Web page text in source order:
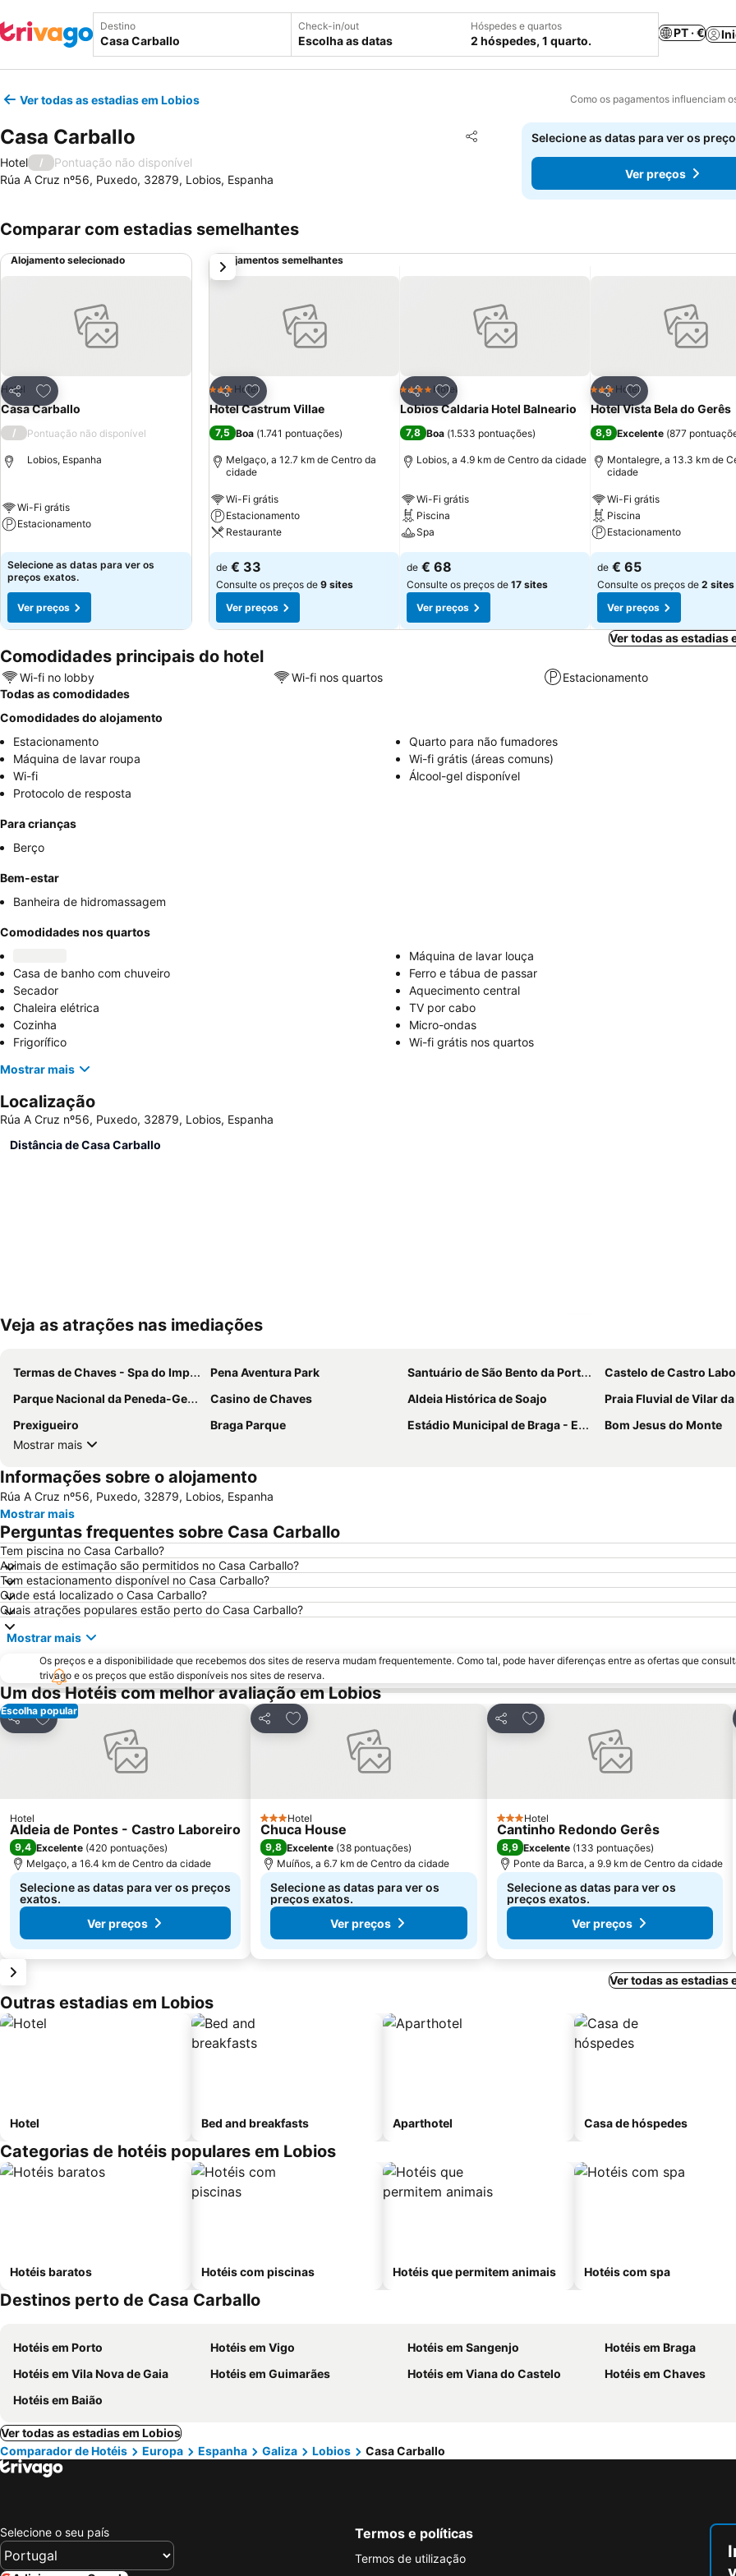
Destino Check-in/out
Escolha as datas
Hóspedes e quartos
2 hóspedes, 1 quarto.
PT · €
Ver todas as estadias em Lobios Como os pagamentos influenciam
Casa Carballo Partilhar
Adicionar aos favoritos
Hotel /
Pontuação não disponível
Rúa A Cruz nº56, Puxedo, 32879, Lobios, Espanha
Selecione as datas para ver os
Ver preços
Comparar com estadias semelhantes
Alojamento selecionado
Partilhar
Adicionar aos favoritos
Hotel
Casa Carballo
/ Pontuação não disponível
Lobios, Espanha
Wi-Fi grátis
Estacionamento
Selecione as datas para ver os
preços exatos.
Ver preços
Alojamentos semelhantes
Partilhar
Adicionar aos favoritos
3 Estrelas
Hotel
Hotel Castrum Villae
7,5 Boa (1.741 pontuações)
Melgaço, a 12.7 km de Centro da
cidade
Wi-Fi grátis
Estacionamento
Restaurante
de € 33
Consulte os preços de 9 sites
Ver preços
Partilhar
Adicionar aos favoritos
4 EstrelasHotel
Lobios Caldaria Hotel Balneario
7,8 Boa (1.533 pontuações)
Lobios, a 4.9 km de Centro da cidade
Wi-Fi grátis
Piscina
Spa
de € 68
Consulte os preços de 17 sites
Ver preços
Partilhar
Adicionar aos
3 Estrelas
Hotel
Hotel Vista Bela do Gerês
8,9 Excelente (877
Montalegre, a 13.3 km de
cidade
Wi-Fi grátis
Piscina
Estacionamento
de € 65
Consulte os preços de 2 sites
Ver preços
próximo
Ver todas as estadias
Comodidades principais do hotel
Wi-fi no lobby Wi-fi nos quartos
Estacionamento
Todas as comodidades
Comodidades do alojamento
Estacionamento
Quarto para não fumadores
Máquina de lavar roupa
Wi-fi grátis (áreas comuns)
Wi-fi
Álcool-gel disponível
Protocolo de resposta
Para crianças
Berço
Bem-estar
Banheira de hidromassagem
Comodidades nos quartos
Máquina de lavar louça
Casa de banho com chuveiro
Ferro e tábua de passar
Secador
Aquecimento central
Chaleira elétrica
TV por cabo
Cozinha
Micro-ondas
Frigorífico
Wi-fi grátis nos quartos
Mostrar mais
Localização
Rúa A Cruz nº56, Puxedo, 32879, Lobios, Espanha
Distância de Casa Carballo
Veja as atrações nas imediações
Termas de Chaves - Spa do Imperador Pena Aventura Park Santuário de São Bento da Porta Aberta
Castelo de Castro
Parque Nacional da Peneda-Gerês
Casino de Chaves Aldeia Histórica de Soajo
Praia Fluvial de Vilar
Prexigueiro
Braga Parque Estádio Municipal de Braga - Estádio AXA
Bom Jesus do Monte
Mostrar mais
Informações sobre o alojamento
Rúa A Cruz nº56, Puxedo, 32879, Lobios, Espanha
Mostrar mais
Perguntas frequentes sobre Casa Carballo
Tem piscina no Casa Carballo?
Animais de estimação são permitidos no Casa Carballo?
Tem estacionamento disponível no Casa Carballo?
Onde está localizado o Casa Carballo?
Quais atrações populares estão perto do Casa Carballo?
Mostrar mais
Os preços e a disponibilidade que recebemos dos sites de reserva mudam frequentemente. Como tal, pode haver diferenças entre as ofertas que
trivago e os preços que estão disponíveis nos sites de reserva.
Um dos Hotéis com melhor avaliação em Lobios
Escolha popular
Partilhar
Adicionar aos favoritos
Hotel
Aldeia de Pontes - Castro Laboreiro
9,4 Excelente (420 pontuações)
Melgaço, a 16.4 km de Centro da cidade
Selecione as datas para ver os preços
exatos.
Ver preços
Partilhar
Adicionar aos favoritos
3 Estrelas
Hotel
Chuca House
9,8 Excelente (38 pontuações)
Muíños, a 6.7 km de Centro da cidade
Selecione as datas para ver os
preços exatos.
Ver preços
Partilhar
Adicionar aos favoritos
3 Estrelas
Hotel
Cantinho Redondo Gerês
8,9 Excelente (133 pontuações)
Ponte da Barca, a 9.9 km de Centro da cidade
Selecione as datas para ver os
preços exatos.
Ver preços
Ver todas as estadias
Outras estadias em Lobios
Hotel Bed and breakfasts Aparthotel Casa de hóspedes
Categorias de hotéis populares em Lobios
Hotéis baratos Hotéis com piscinas Hotéis que permitem animais Hotéis com spa
Destinos perto de Casa Carballo
Hotéis em Porto Hotéis em Vigo Hotéis em Sangenjo
Hotéis em Braga
Hotéis em Vila Nova de Gaia
Hotéis em Guimarães Hotéis em Viana do Castelo
Hotéis em Chaves
Hotéis em Baião
Ver todas as estadias em Lobios
Comparador de Hotéis
Europa Espanha Galiza Lobios Casa Carballo
Selecione o seu país Termos e políticas
Termos de utilização